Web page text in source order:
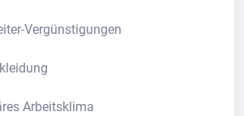
Vergünstigungen
Arbeitsklima